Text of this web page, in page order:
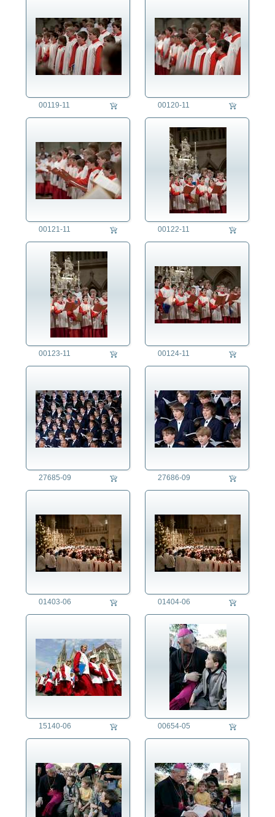
00119-11 00120-11
00121-11 00122-11
00123-11 00124-11
27685-09 27686-09
01403-06 01404-06
15140-06 00654-05